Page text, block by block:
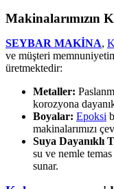
Makinalarımızın
SEYBAR MAKİNA,
ve müşteri
üretmektedir:
Metaller:
korozyona
Boyalar: Epoksi
makinalarımızı
Suya Dayanıklı
su ve nemle
sunar.